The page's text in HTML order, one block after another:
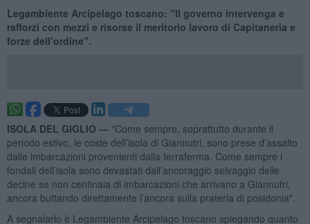
Legambiente Arcipelago toscano: "Il governo intervenga e
rafforzi con mezzi e risorse il meritorio lavoro di Capitaneria e
forze dell’ordine".
ISOLA DEL GIGLIO — "Come sempre, soprattutto durante il
periodo estivo, le coste dell’isola di Giannutri, sono prese d’assalto
dalle imbarcazioni provenienti dalla terraferma. Come sempre i
fondali dell’isola sono devastati dall’ancoraggio selvaggio delle
decine se non centinaia di imbarcazioni che arrivano a Giannutri,
ancora buttando direttamente l’ancora sulla prateria di posidonia".
A segnalarlo è Legambiente Arcipelago toscano spiegando quanto